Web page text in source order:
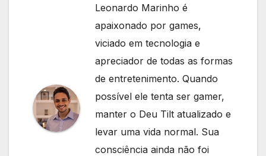
Leonardo Marinho é
apaixonado por games,
viciado em tecnologia e
apreciador de todas as formas
de entretenimento. Quando
possível ele tenta ser gamer,
manter o Deu Tilt atualizado e
levar uma vida normal. Sua
consciência ainda não foi